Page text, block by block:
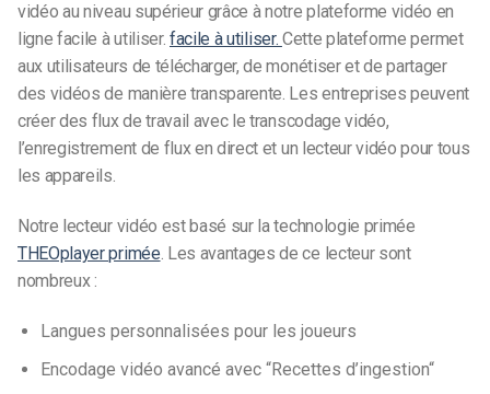
vidéo au niveau supérieur grâce à notre plateforme vidéo en
ligne facile à utiliser. facile à utiliser. Cette plateforme permet
aux utilisateurs de télécharger, de monétiser et de partager
des vidéos de manière transparente. Les entreprises peuvent
créer des flux de travail avec le transcodage vidéo,
l’enregistrement de flux en direct et un lecteur vidéo pour tous
les appareils.
Notre lecteur vidéo est basé sur la technologie primée
THEOplayer primée. Les avantages de ce lecteur sont
nombreux :
Langues personnalisées pour les joueurs
Encodage vidéo avancé avec “Recettes d’ingestion“